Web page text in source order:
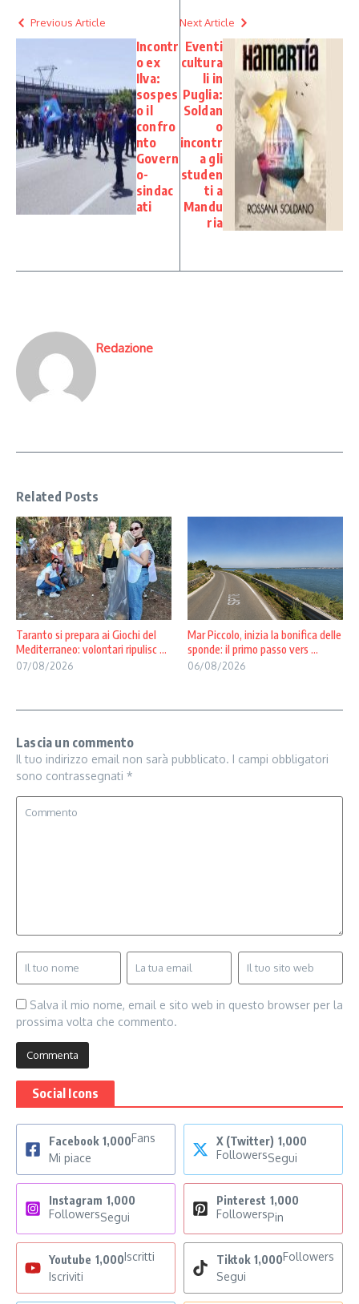
Previous Article
Incontr
o ex
Ilva:
sospes
o il
confro
nto
Govern
o-
sindac
ati
Next Article
Eventi
cultura
li in
Puglia:
Soldan
o
incontr
a gli
studen
ti a
Mandu
ria
Redazione
Related Posts
Taranto si prepara ai Giochi del
Mediterraneo: volontari ripulisc ...
07/08/2026
Mar Piccolo, inizia la bonifica delle
sponde: il primo passo vers ...
06/08/2026
Lascia un commento
Il tuo indirizzo email non sarà pubblicato. I campi obbligatori
sono contrassegnati *
Salva il mio nome, email e sito web in questo browser per la
prossima volta che commento.
Social Icons
Facebook 1,000Fans
Mi piace
X (Twitter) 1,000
FollowersSegui
Instagram 1,000
FollowersSegui
Pinterest 1,000
FollowersPin
Youtube 1,000Iscritti
Iscriviti
Tiktok 1,000Followers
Segui